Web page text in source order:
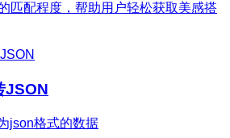
匹配程度，帮助用户轻松获取美感搭
JSON
json格式的数据